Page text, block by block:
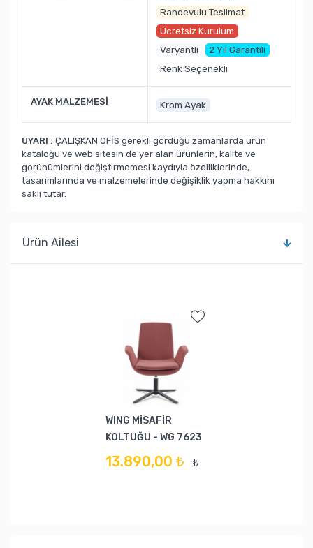
Randevulu Teslimat
Ücretsiz Kurulum
Varyantlı
2 Yıl Garantili
Renk Seçenekli
AYAK MALZEMESİ Krom Ayak
UYARI : ÇALIŞKAN OFİS gerekli gördüğü zamanlarda ürün
kataloğu ve web sitesin de yer alan ürünlerin, kalite ve
görünümlerini değiştirmemesi kaydıyla özelliklerinde,
tasarımlarında ve malzemelerinde değişiklik yapma hakkını
saklı tutar.
Ürün Ailesi
WING MİSAFİR
KOLTUĞU - WG 7623
13.890,00 ₺ ₺